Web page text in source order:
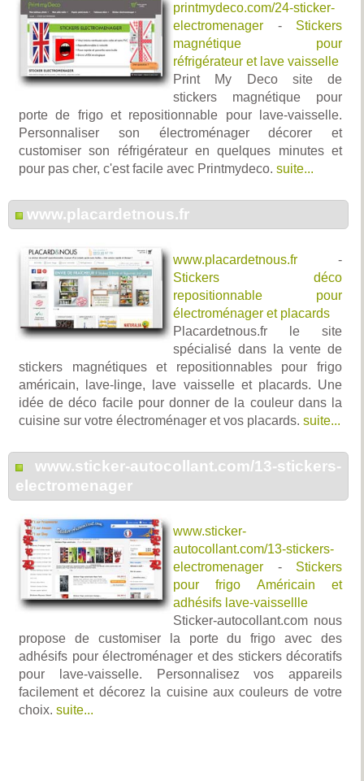
printmydeco.com/24-sticker-
electromenager - Stickers
magnétique pour
réfrigérateur et lave vaisselle
Print My Deco site de
stickers magnétique pour
porte de frigo et repositionnable pour lave-vaisselle.
Personnaliser son électroménager décorer et
customiser son réfrigérateur en quelques minutes et
pour pas cher, c'est facile avec Printmydeco. suite...
www.placardetnous.fr
www.placardetnous.fr -
Stickers déco
repositionnable pour
électroménager et placards
Placardetnous.fr le site
spécialisé dans la vente de
stickers magnétiques et repositionnables pour frigo
américain, lave-linge, lave vaisselle et placards. Une
idée de déco facile pour donner de la couleur dans la
cuisine sur votre électroménager et vos placards. suite...
www.sticker-autocollant.com/13-stickers-
electromenager
www.sticker-
autocollant.com/13-stickers-
electromenager - Stickers
pour frigo Américain et
adhésifs lave-vaissellle
Sticker-autocollant.com nous
propose de customiser la porte du frigo avec des
adhésifs pour électroménager et des stickers décoratifs
pour lave-vaisselle. Personnalisez vos appareils
facilement et décorez la cuisine aux couleurs de votre
choix. suite...